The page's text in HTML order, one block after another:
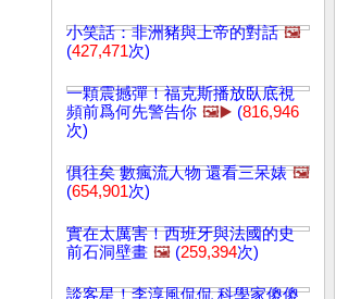
小笑話：非洲豬與上帝的對話 🖼️
(427,471次)
一顆震撼彈！福克斯播放臥底視
頻前爲何先警告你 🖼️▶️ (816,946
次)
俱往矣 數瘋流人物 還看三呆婊 🖼️
(654,901次)
實在太厲害！西班牙與法國的史
前石洞壁畫 🖼️ (259,394次)
談客星！李淳風侃侃 科學家傻傻